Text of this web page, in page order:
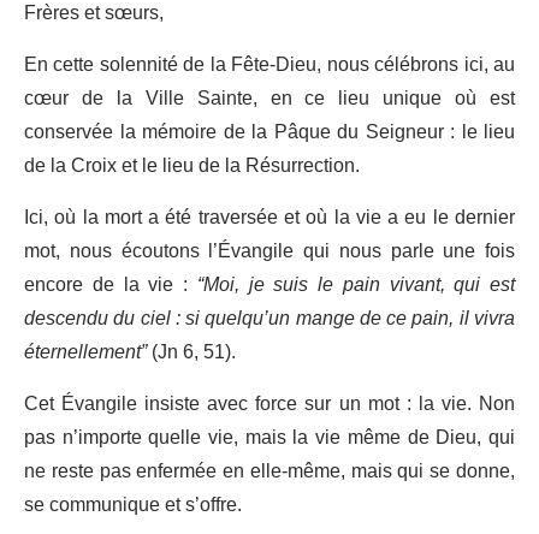
Frères et sœurs,
En cette solennité de la Fête-Dieu, nous célébrons ici, au
cœur de la Ville Sainte, en ce lieu unique où est
conservée la mémoire de la Pâque du Seigneur : le lieu
de la Croix et le lieu de la Résurrection.
Ici, où la mort a été traversée et où la vie a eu le dernier
mot, nous écoutons l’Évangile qui nous parle une fois
encore de la vie : “Moi, je suis le pain vivant, qui est
descendu du ciel : si quelqu’un mange de ce pain, il vivra
éternellement”(Jn 6, 51).
Cet Évangile insiste avec force sur un mot : la vie. Non
pas n’importe quelle vie, mais la vie même de Dieu, qui
ne reste pas enfermée en elle-même, mais qui se donne,
se communique et s’offre.